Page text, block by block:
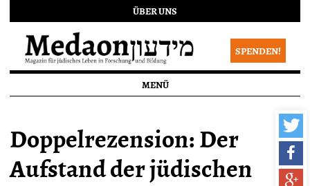
ÜBER UNS
SPENDEN!
MENÜ
Doppelrezension: Der
Aufstand der jüdischen